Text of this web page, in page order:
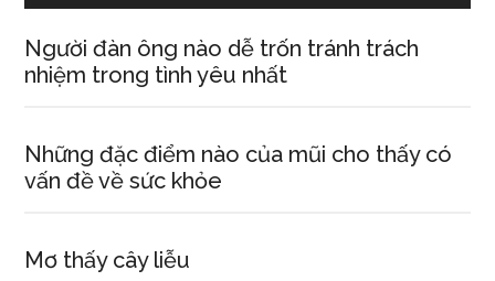
Người đàn ông nào dễ trốn tránh trách
nhiệm trong tình yêu nhất
Những đặc điểm nào của mũi cho thấy có
vấn đề về sức khỏe
Mơ thấy cây liễu